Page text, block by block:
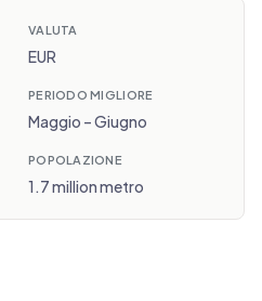
VALUTA
EUR
PERIODO MIGLIORE
Maggio – Giugno
POPOLAZIONE
1.7 million metro